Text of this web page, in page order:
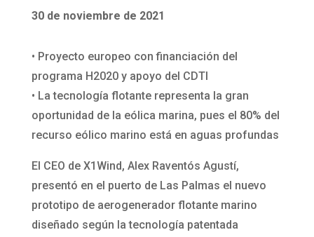
30 de noviembre de 2021
• Proyecto europeo con financiación del
programa H2020 y apoyo del CDTI
• La tecnología flotante representa la gran
oportunidad de la eólica marina, pues el 80% del
recurso eólico marino está en aguas profundas
El CEO de X1Wind, Alex Raventós Agustí,
presentó en el puerto de Las Palmas el nuevo
prototipo de aerogenerador flotante marino
diseñado según la tecnología patentada